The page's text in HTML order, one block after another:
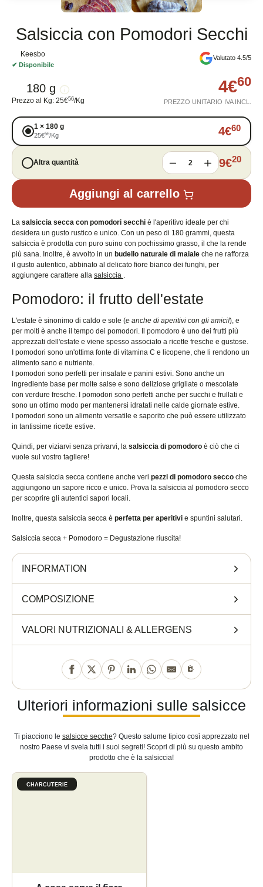
Salsiccia con Pomodori Secchi
Keesbo
✔ Disponibile
Valutato 4.5/5
180 g
Prezzo al Kg: 25€56/Kg
4€60
PREZZO UNITARIO IVA INCL.
1 × 180 g
25€56/Kg 4€60
Altra quantità 2 9€20
Aggiungi al carrello
La salsiccia secca con pomodori secchi è l'aperitivo ideale per chi
desidera un gusto rustico e unico. Con un peso di 180 grammi, questa
salsiccia è prodotta con puro suino con pochissimo grasso, il che la rende
più sana. Inoltre, è avvolto in un budello naturale di maiale che ne rafforza
il gusto autentico, abbinato al delicato fiore bianco dei funghi, per
aggiungere carattere alla salsiccia .
Pomodoro: il frutto dell'estate
L'estate è sinonimo di caldo e sole (e anche di aperitivi con gli amici!), e
per molti è anche il tempo dei pomodori. Il pomodoro è uno dei frutti più
apprezzati dell'estate e viene spesso associato a ricette fresche e gustose.
I pomodori sono un'ottima fonte di vitamina C e licopene, che li rendono un
alimento sano e nutriente.
I pomodori sono perfetti per insalate e panini estivi. Sono anche un
ingrediente base per molte salse e sono deliziose grigliate o mescolate
con verdure fresche. I pomodori sono perfetti anche per succhi e frullati e
sono un ottimo modo per mantenersi idratati nelle calde giornate estive.
I pomodori sono un alimento versatile e saporito che può essere utilizzato
in tantissime ricette estive.
Quindi, per viziarvi senza privarvi, la salsiccia di pomodoro è ciò che ci
vuole sul vostro tagliere!
Questa salsiccia secca contiene anche veri pezzi di pomodoro secco che
aggiungono un sapore ricco e unico. Prova la salsiccia al pomodoro secco
per scoprire gli autentici sapori locali.
Inoltre, questa salsiccia secca è perfetta per aperitivi e spuntini salutari.
Salsiccia secca + Pomodoro = Degustazione riuscita!
INFORMATION
COMPOSIZIONE
VALORI NUTRIZIONALI &ALLERGENS
Ulteriori informazioni sulle salsicce
Ti piacciono le salsicce secche? Questo salume tipico così apprezzato nel
nostro Paese vi svela tutti i suoi segreti! Scopri di più su questo ambito
prodotto che è la salsiccia!
CHARCUTERIE